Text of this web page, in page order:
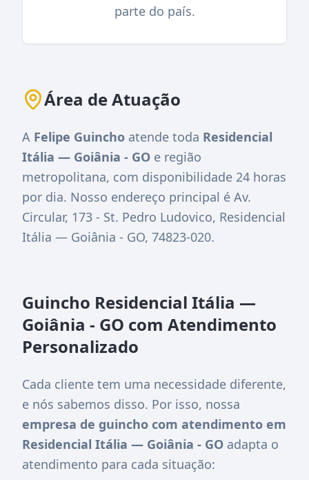
parte do país.
Área de Atuação
A Felipe Guincho atende toda Residencial
Itália — Goiânia - GO e região
metropolitana, com disponibilidade 24 horas
por dia. Nosso endereço principal é Av.
Circular, 173 - St. Pedro Ludovico, Residencial
Itália — Goiânia - GO, 74823-020.
Guincho Residencial Itália —
Goiânia - GO com Atendimento
Personalizado
Cada cliente tem uma necessidade diferente,
e nós sabemos disso. Por isso, nossa
empresa de guincho com atendimento em
Residencial Itália — Goiânia - GO adapta o
atendimento para cada situação: